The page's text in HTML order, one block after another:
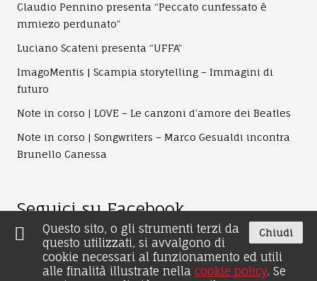
Chiudi
Questo sito, o gli strumenti terzi da
questo utilizzati, si avvalgono di
cookie necessari al funzionamento ed utili
alle finalità illustrate nella cookie policy. Se
Claudio Pennino presenta “Peccato cunfessato è
mmiezo perdunato”
Luciano Scateni presenta “UFFA”
ImagoMentis | Scampia storytelling – Immagini di
futuro
Note in corso | LOVE – Le canzoni d’amore dei Beatles
Note in corso | Songwriters – Marco Gesualdi incontra
Brunello Canessa
Seguici su Facebook